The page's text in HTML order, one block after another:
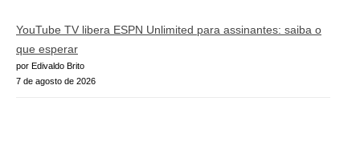
YouTube TV libera ESPN Unlimited para assinantes: saiba o
que esperar
por Edivaldo Brito
7 de agosto de 2026